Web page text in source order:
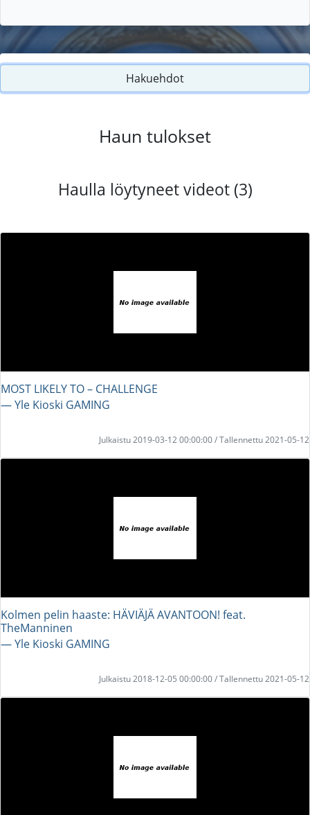
Hakuehdot
Haun tulokset
Haulla löytyneet videot (3)
MOST LIKELY TO – CHALLENGE
― Yle Kioski GAMING
Julkaistu 2019-03-12 00:00:00 / Tallennettu 2021-05-12
Kolmen pelin haaste: HÄVIÄJÄ AVANTOON! feat.
TheManninen
― Yle Kioski GAMING
Julkaistu 2018-12-05 00:00:00 / Tallennettu 2021-05-12